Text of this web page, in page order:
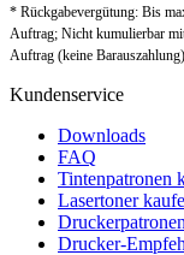
* Rückgabevergütung: Bis
Auftrag; Nicht kumulierbar
Auftrag (keine
Kundenservice
Downloads
FAQ
Tintenpatronen
Lasertoner
Drucker-